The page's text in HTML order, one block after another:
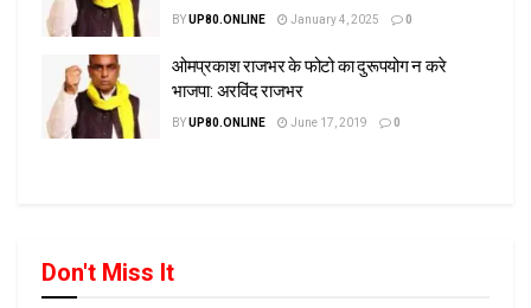
BYUP80.ONLINE January 4, 2025 0
ओमप्रकाश राजभर के फोटो का दुरूपयोग न करे
भाजपा: अरविंद राजभर
BYUP80.ONLINE June 17, 2019 0
Don't Miss It